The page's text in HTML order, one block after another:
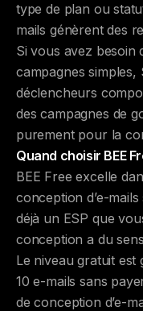
type de plan ou
mails génèrent des
Si vous avez besoin
campagnes simples,
déclencheurs
des campagnes de
purement pour la
Quand choisir BEE
BEE Free excelle
conception d’e-
déjà un ESP que
conception a du
Le niveau gratuit est
10 e-mails sans
de conception d’e-